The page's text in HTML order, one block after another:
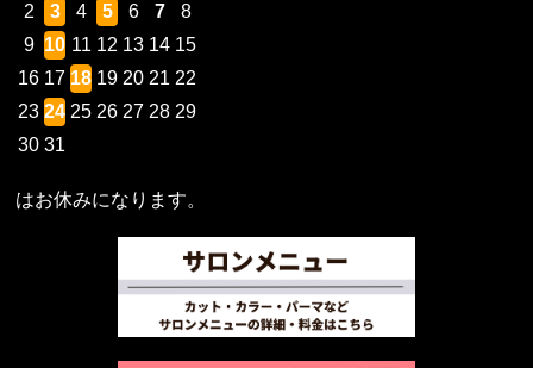
2
3 4 5 6 7
8
9 10 11 12 13 14 15
16 17 18 19 20 21 22
23 24 25 26 27 28 29
30 31
はお休みになります。